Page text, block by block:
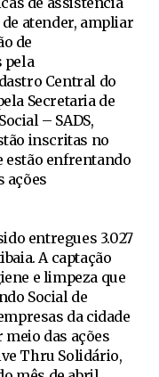
atender, ampliar
de
pela
Central do
Secretaria de
– SADS,
inscritas no
estão enfrentando
ações
entregues 3.027
A captação
e limpeza que
Social de
da cidade
das ações
Thru Solidário,